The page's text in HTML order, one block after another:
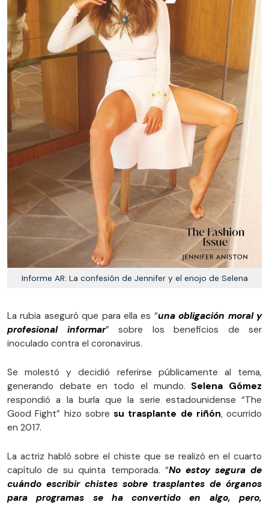
Informe AR: La confesión de Jennifer y el enojo de Selena
La rubia aseguró que para ella es “una obligación moral y
profesional informar” sobre los beneficios de ser
inoculado contra el coronavirus.
Se molestó y decidió referirse públicamente al tema,
generando debate en todo el mundo. Selena Gómez
respondió a la burla que la serie estadounidense “The
Good Fight” hizo sobre su trasplante de riñón, ocurrido
en 2017.
La actriz habló sobre el chiste que se realizó en el cuarto
capítulo de su quinta temporada. “No estoy segura de
cuándo escribir chistes sobre trasplantes de órganos
para programas se ha convertido en algo, pero,